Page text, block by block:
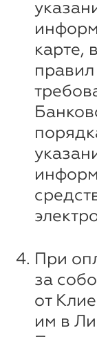
карте,
При
за
от
им в